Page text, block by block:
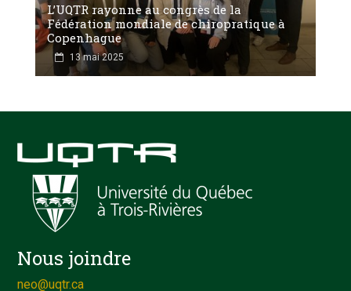
L’UQTR rayonne au congrès de la
Fédération mondiale de chiropratique à
Copenhague
13 mai 2025
Nous joindre
neo@uqtr.ca